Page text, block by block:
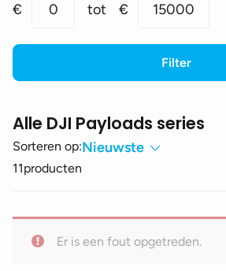
prijs
prijs
€ 0 tot € 15000
Filter
Alle DJI Payloads series
Sorteren op:Nieuwste
11producten
Er is een fout opgetreden.